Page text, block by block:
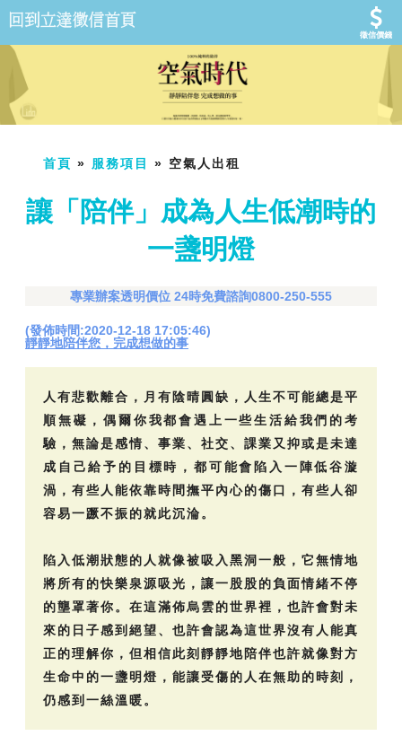
徵信價錢
首頁 » 服務項目 » 空氣人出租
讓「陪伴」成為人生低潮時的
一盞明燈
專業辦案透明價位 24時免費諮詢0800-250-555
(發佈時間:2020-12-18 17:05:46)
靜靜地陪伴您，完成想做的事
人有悲歡離合，月有陰晴圓缺，人生不可能總是平
順無礙，偶爾你我都會遇上一些生活給我們的考
驗，無論是感情、事業、社交、課業又抑或是未達
成自己給予的目標時，都可能會陷入一陣低谷漩
渦，有些人能依靠時間撫平內心的傷口，有些人卻
容易一蹶不振的就此沉淪。
陷入低潮狀態的人就像被吸入黑洞一般，它無情地
將所有的快樂泉源吸光，讓一股股的負面情緒不停
的壟罩著你。在這滿佈烏雲的世界裡，也許會對未
來的日子感到絕望、也許會認為這世界沒有人能真
正的理解你，但相信此刻靜靜地陪伴也許就像對方
生命中的一盞明燈，能讓受傷的人在無助的時刻，
仍感到一絲溫暖。